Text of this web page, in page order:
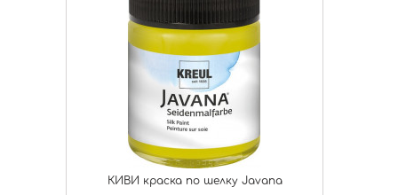
КИВИ краска по шелку Javana